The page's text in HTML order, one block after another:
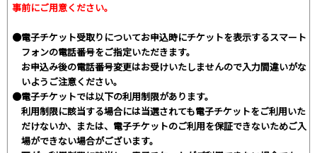
事前にご用意ください。
●電子チケット受取りについてお申込時にチケットを表示するスマート
フォンの電話番号をご指定いただきます。
お申込み後の電話番号変更はお受けいたしませんので入力間違いがな
いようご注意ください。
●電子チケットでは以下の利用制限があります。
利用制限に該当する場合には当選されても電子チケットをご利用いた
だけないか、または、電子チケットのご利用を保証できないためご入
場ができない場合がございます。